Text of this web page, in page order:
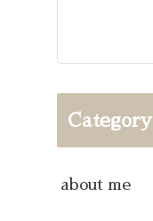
Category
about me